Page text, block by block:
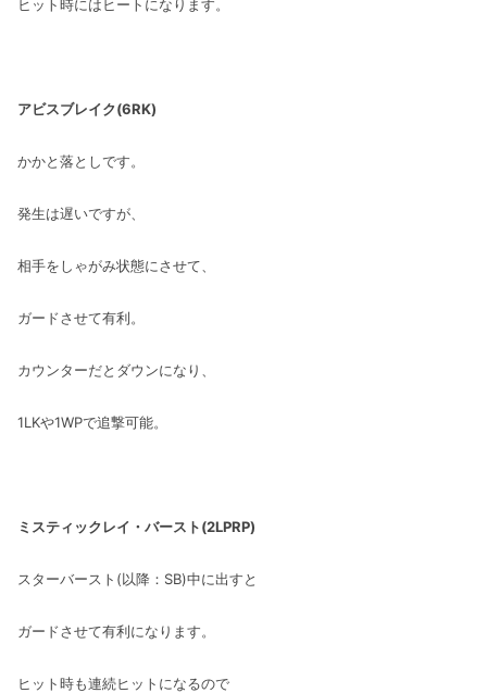
ヒット時にはヒートになります。
アビスブレイク(6RK)
かかと落としです。
発生は遅いですが、
相手をしゃがみ状態にさせて、
ガードさせて有利。
カウンターだとダウンになり、
1LKや1WPで追撃可能。
ミスティックレイ・バースト(2LPRP)
スターバースト(以降：SB)中に出すと
ガードさせて有利になります。
ヒット時も連続ヒットになるので